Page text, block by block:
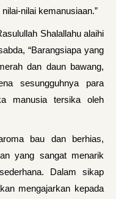
nilai kemanusiaan.”
Shalallahu alaihi
“Barangsiapa yang
dan daun bawang,
sesungguhnya para
manusia tersika oleh
bau dan berhias,
yang sangat menarik
Dalam sikap
mengajarkan kepada